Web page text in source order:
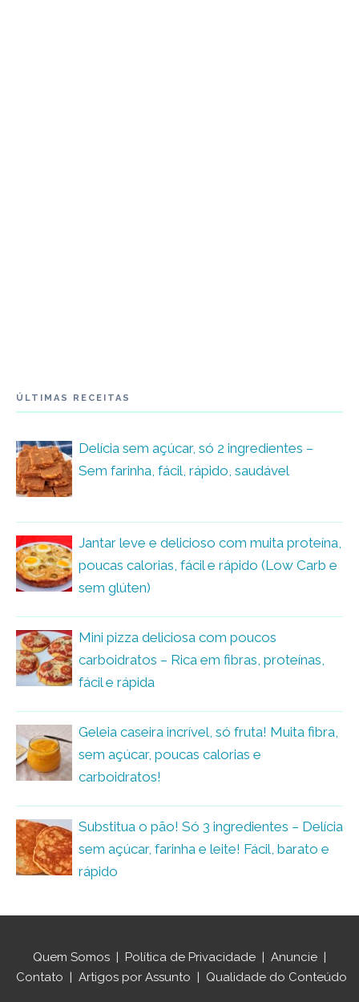
ÚLTIMAS RECEITAS
Delícia sem açúcar, só 2 ingredientes –
Sem farinha, fácil, rápido, saudável
Jantar leve e delicioso com muita proteína,
poucas calorias, fácil e rápido (Low Carb e
sem glúten)
Mini pizza deliciosa com poucos
carboidratos – Rica em fibras, proteínas,
fácil e rápida
Geleia caseira incrível, só fruta! Muita fibra,
sem açúcar, poucas calorias e
carboidratos!
Substitua o pão! Só 3 ingredientes – Delícia
sem açúcar, farinha e leite! Fácil, barato e
rápido
Quem Somos | Política de Privacidade | Anuncie |
Contato | Artigos por Assunto | Qualidade do Conteúdo